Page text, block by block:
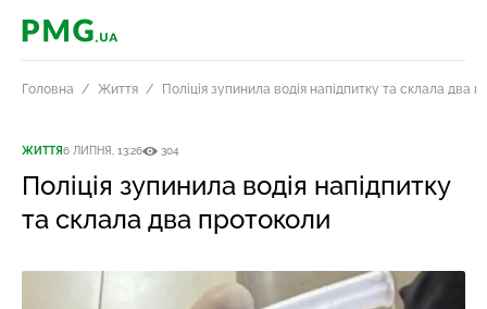
PMG.ua
Головна Життя Поліція зупинила водія напідпитку та склала два
ЖИТТЯ6 ЛИПНЯ, 13:26 304
Поліція зупинила водія напідпитку
та склала два протоколи